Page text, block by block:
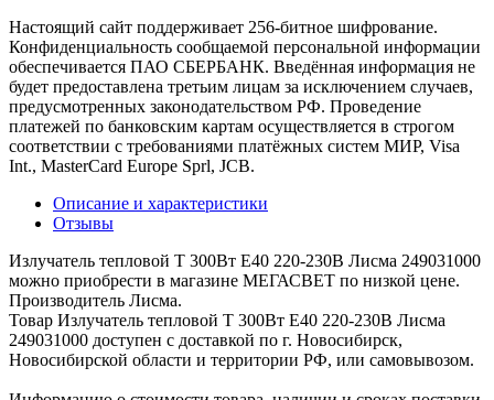
Настоящий сайт поддерживает 256-битное шифрование.
Конфиденциальность сообщаемой персональной информации
обеспечивается ПАО СБЕРБАНК. Введённая информация не
будет предоставлена третьим лицам за исключением случаев,
предусмотренных законодательством РФ. Проведение
платежей по банковским картам осуществляется в строгом
соответствии с требованиями платёжных систем МИР, Visa
Int., MasterCard Europe Sprl, JCB.
Описание и характеристики
Отзывы
Излучатель тепловой Т 300Вт E40 220-230В Лисма 249031000
можно приобрести в магазине МЕГАСВЕТ по низкой цене.
Производитель Лисма.
Товар Излучатель тепловой Т 300Вт E40 220-230В Лисма
249031000 доступен с доставкой по г. Новосибирск,
Новосибирской области и территории РФ, или самовывозом.